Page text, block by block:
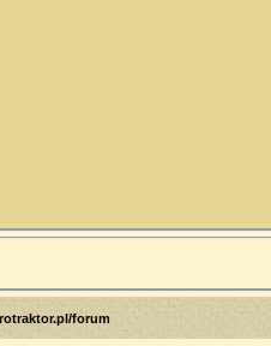
forum